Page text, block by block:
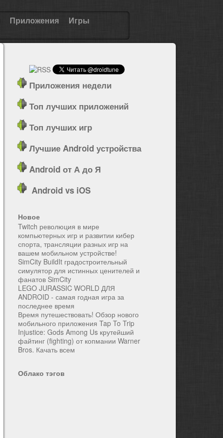
Приложения Игры
Приложения недели
Топ лучших приложений
Топ лучших игр
Лучшие Android устройства
Android от А до Я
Android vs iOS
Новое
Twitch революция в мире
компьютерных игр и развитии кибер
спорта, трансляции разных игр на
вашем мобильном устройстве!
SimCity BuildIt градостроительный
симулятор для истинных ценителей и
фанатов SimCity
LEGO JURASSIC WORLD ДЛЯ
ANDROID - самая годная игра за
последнее время
Время путешествовать! Обзор нового
мобильного приложения Tap To Trip
Injustice: Gods Among Us крутейший
файтинг (fighting) от копмании Warner
Bros. Качать всем
Облако тэгов